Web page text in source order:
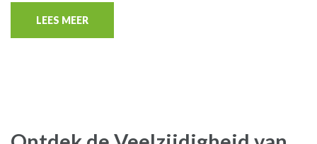
LEES MEER